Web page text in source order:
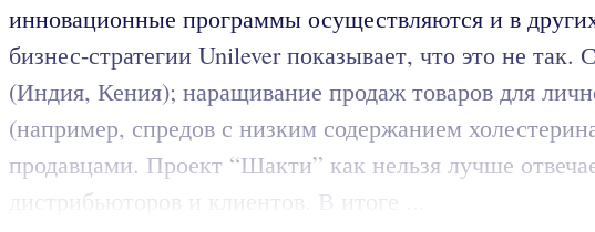
инновационные программы осуществляются и в
бизнес-стратегии Unilever показывает, что это не
(Индия, Кения); наращивание продаж товаров для
(например, спредов с низким содержанием
продавцами. Проект “Шакти” как нельзя лучше
дистрибьюторов и клиентов. В итоге ...